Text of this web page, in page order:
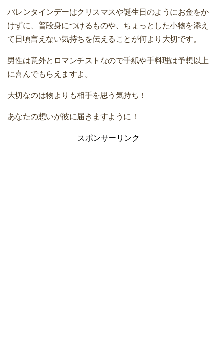
バレンタインデーはクリスマスや誕生日のようにお金をか
けずに、普段身につけるものや、ちょっとした小物を添え
て日頃言えない気持ちを伝えることが何より大切です。
男性は意外とロマンチストなので手紙や手料理は予想以上
に喜んでもらえますよ。
大切なのは物よりも相手を思う気持ち！
あなたの想いが彼に届きますように！
スポンサーリンク